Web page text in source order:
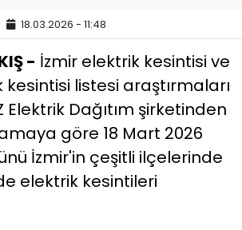
18.03.2026 - 11:48
- İzmir elektrik kesintisi ve
kesintisi listesi araştırmaları
Elektrik Dağıtım şirketinden
göre 18 Mart 2026
İzmir'in çeşitli ilçelerinde
elektrik kesintileri